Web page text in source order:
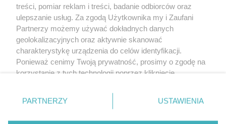
Grupy: Sosy, dipy i pasty
Pasty i dipy do pieczywa
Tagi:
fasola pasta
pasztet do smarowania
wątróbka
więcej tagów
Nikt jeszcze nie napisał opinii. Bądź pierwszy!
treści, pomiar reklam i treści, badanie odbiorców oraz
ulepszanie usług. Za zgodą Użytkownika my i Zaufani
Partnerzy możemy używać dokładnych danych
geolokalizacyjnych oraz aktywnie skanować
charakterystykę urządzenia do celów identyfikacji.
Ponieważ cenimy Twoją prywatność, prosimy o zgodę na
korzystanie z tych technologii poprzez kliknięcie
zmienić/wycofać klikając przycisk ustawień prywatności
znajdujący się w lewym dolnym rogu strony
rodzaje przetwarzania danych nie wymagają zgody
PARTNERZY USTAWIENIA